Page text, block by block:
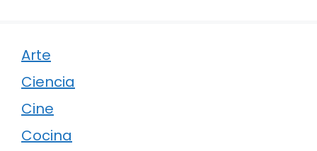
Arte
Ciencia
Cine
Cocina